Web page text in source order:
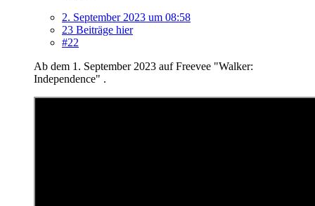
2. September 2023 um 08:58
23 Beiträge hier
#22
Ab dem 1. September 2023 auf Freevee "Walker:
Independence" .